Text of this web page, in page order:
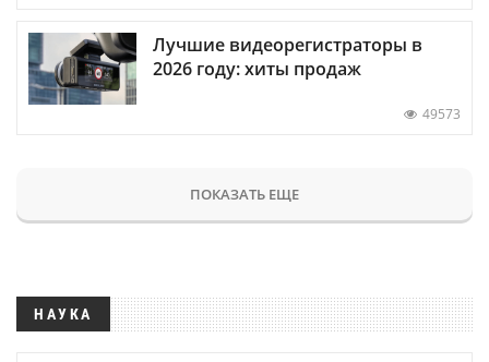
Лучшие видеорегистраторы в
2026 году: хиты продаж
49573
ПОКАЗАТЬ ЕЩЕ
НАУКА